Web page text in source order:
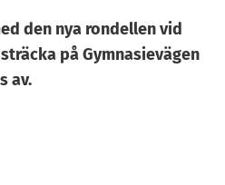
den nya rondellen vid
på Gymnasievägen
av.